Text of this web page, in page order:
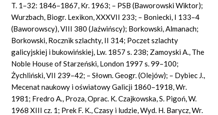
T. 1–32: 1846–1867, Kr. 1963; – PSB (Baworowski Wiktor);
Wurzbach, Biogr. Lexikon, XXXVII 233; – Boniecki, I 133–4
(Baworowscy), VIII 380 (Jaźwińscy); Borkowski, Almanach;
Borkowski, Rocznik szlachty, II 314; Poczet szlachty
galicyjskiej i bukowińskiej, Lw. 1857 s. 238; Zamoyski A., The
Noble House of Starzeński, London 1997 s. 99–100;
Żychliński, VII 239–42; – Słown. Geogr. (Olejów); – Dybiec J.,
Mecenat naukowy i oświatowy Galicji 1860–1918, Wr.
1981; Fredro A., Proza, Oprac. K. Czajkowska, S. Pigoń, W.
1968 XIII cz. 1; Prek F. K., Czasy i ludzie, Wyd. H. Barycz, Wr.